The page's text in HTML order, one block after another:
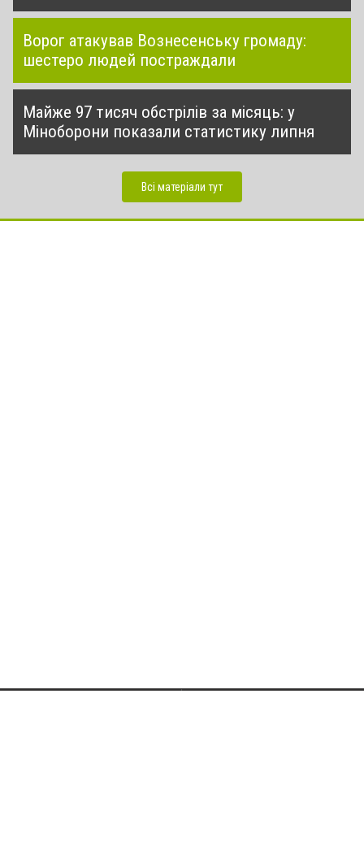
Ворог атакував Вознесенську громаду:
шестеро людей постраждали
Майже 97 тисяч обстрілів за місяць: у
Міноборони показали статистику липня
Всі матеріали тут